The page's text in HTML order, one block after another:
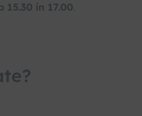
15.30 in 17.00.